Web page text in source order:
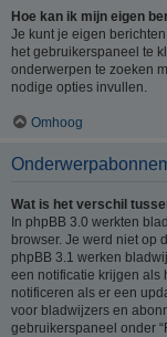
Hoe kan ik mijn eigen
Je kunt je eigen
het gebruikerspaneel te
onderwerpen te zoeken
nodige opties invullen.
Omhoog
Wat is het verschil
In phpBB 3.0 werkten
browser. Je werd niet op
phpBB 3.1 werken
een notificatie krijgen als
notificeren als er een
voor bladwijzers en
gebruikerspaneel onder